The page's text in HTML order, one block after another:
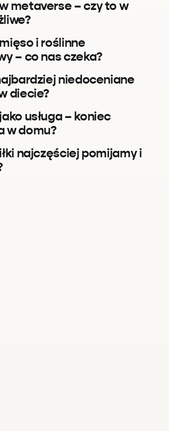
metaverse – czy to w
i roślinne
– co nas czeka?
niedoceniane
diecie?
usługa – koniec
w domu?
najczęściej pomijamy i